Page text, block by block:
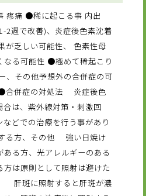
疼痛 ●稀に起こる事 内出
2週で改善)、炎症後色素沈着
が乏しい可能性、 色素性母
なる可能性 ●極めて稀起こり
、その他予想外の合併症の可
合併症の対処法 炎症後色
合は、紫外線対策・刺激回
どでの治療を行う事があり
る方、その他 強い日焼け
ある方、光アレルギーのある
方は原則として照射は避けた
肝斑に照射すると肝斑が濃